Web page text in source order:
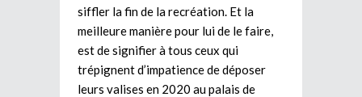
siffler la fin de la recréation. Et la
meilleure manière pour lui de le faire,
est de signifier à tous ceux qui
trépignent d’impatience de déposer
leurs valises en 2020 au palais de